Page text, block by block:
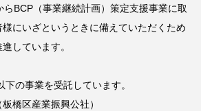
BCP（事業継続計画）策定支援事業に取
にいざというときに備えていただくため
しています。
の事業を受託しています。
橋区産業振興公社）